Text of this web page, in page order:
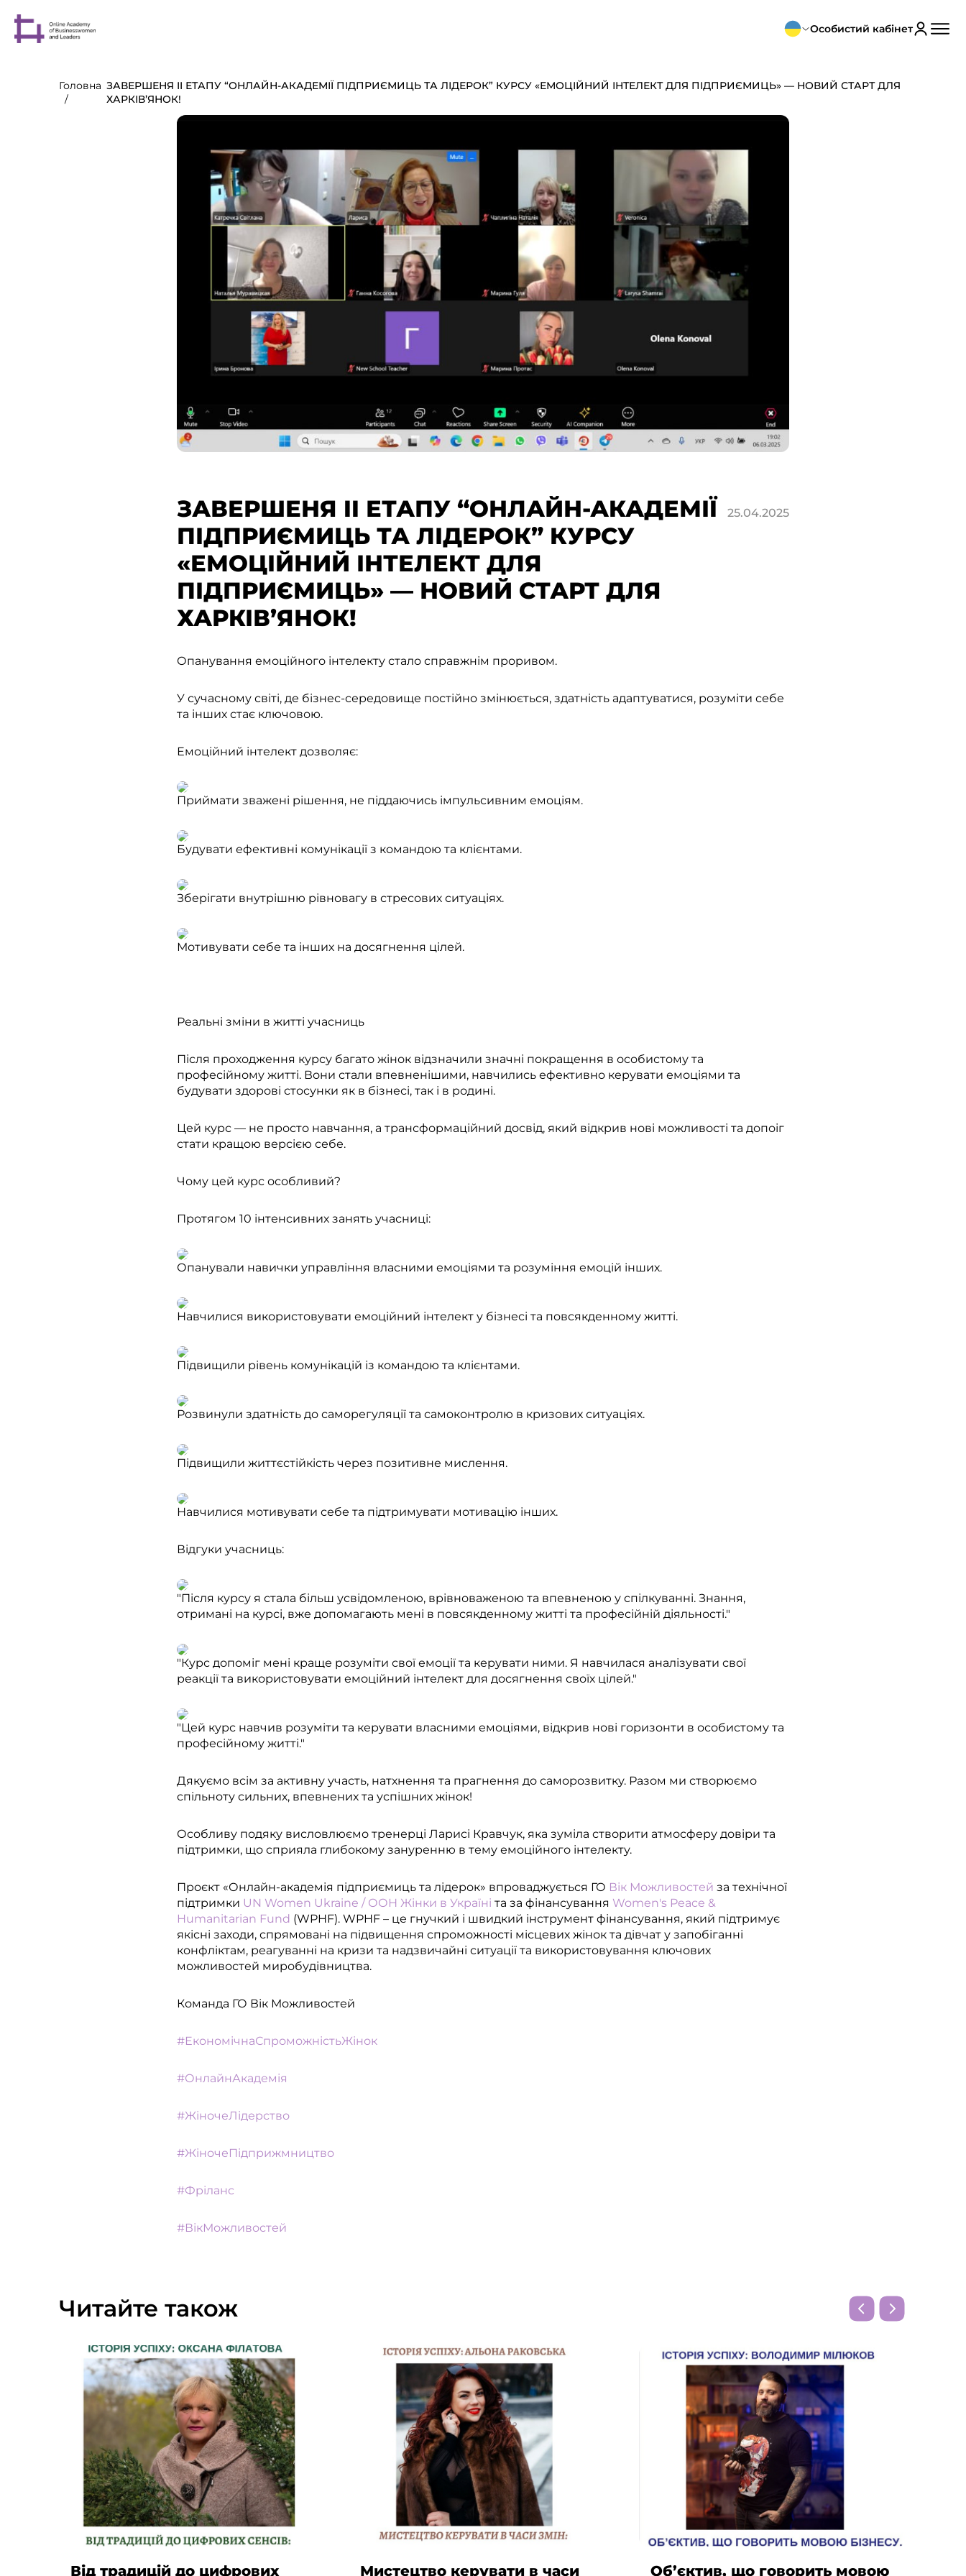
Особистий кабінет
Головна ЗАВЕРШЕНЯ II ЕТАПУ “ОНЛАЙН-АКАДЕМІЇ ПІДПРИЄМИЦЬ ТА ЛІДЕРОК” КУРСУ «ЕМОЦІЙНИЙ ІНТЕЛЕКТ ДЛЯ ПІДПРИЄМИЦЬ» — НОВИЙ СТАРТ ДЛЯ
ХАРКІВ’ЯНОК!
ЗАВЕРШЕНЯ II ЕТАПУ “ОНЛАЙН-АКАДЕМІЇ
ПІДПРИЄМИЦЬ ТА ЛІДЕРОК” КУРСУ
«ЕМОЦІЙНИЙ ІНТЕЛЕКТ ДЛЯ
ПІДПРИЄМИЦЬ» — НОВИЙ СТАРТ ДЛЯ
ХАРКІВ’ЯНОК!
25.04.2025
Опанування емоційного інтелекту стало справжнім проривом. ​
У сучасному світі, де бізнес-середовище постійно змінюється, здатність адаптуватися, розуміти себе
та інших стає ключовою.
Емоційний інтелект дозволяє:​
Приймати зважені рішення, не піддаючись імпульсивним емоціям.​
Будувати ефективні комунікації з командою та клієнтами.​
Зберігати внутрішню рівновагу в стресових ситуаціях.​
Мотивувати себе та інших на досягнення цілей.​
Реальні зміни в житті учасниць
Після проходження курсу багато жінок відзначили значні покращення в особистому та
професійному житті. Вони стали впевненішими, навчились ефективно керувати емоціями та
будувати здорові стосунки як в бізнесі, так і в родині.​
Цей курс — не просто навчання, а трансформаційний досвід, який відкрив нові можливості та допоіг
стати кращою версією себе.​
Чому цей курс особливий?
Протягом 10 інтенсивних занять учасниці:​
Опанували навички управління власними емоціями та розуміння емоцій інших.
Навчилися використовувати емоційний інтелект у бізнесі та повсякденному житті.
Підвищили рівень комунікацій із командою та клієнтами.
Розвинули здатність до саморегуляції та самоконтролю в кризових ситуаціях.
Підвищили життєстійкість через позитивне мислення.
Навчилися мотивувати себе та підтримувати мотивацію інших.​
Відгуки учасниць:
"Після курсу я стала більш усвідомленою, врівноваженою та впевненою у спілкуванні. Знання,
отримані на курсі, вже допомагають мені в повсякденному житті та професійній діяльності."​
"Курс допоміг мені краще розуміти свої емоції та керувати ними. Я навчилася аналізувати свої
реакції та використовувати емоційний інтелект для досягнення своїх цілей."​
"Цей курс навчив розуміти та керувати власними емоціями, відкрив нові горизонти в особистому та
професійному житті."
Дякуємо всім за активну участь, натхнення та прагнення до саморозвитку. Разом ми створюємо
спільноту сильних, впевнених та успішних жінок!
Особливу подяку висловлюємо тренерці Ларисі Кравчук, яка зуміла створити атмосферу довіри та
підтримки, що сприяла глибокому зануренню в тему емоційного інтелекту.
Проєкт «Онлайн-академія підприємиць та лідерок» впроваджується ГО Вік Можливостей за технічної
підтримки UN Women Ukraine / ООН Жінки в Україні та за фінансування Women's Peace &
Humanitarian Fund (WPHF). WPHF – це гнучкий і швидкий інструмент фінансування, який підтримує
якісні заходи, спрямовані на підвищення спроможності місцевих жінок та дівчат у запобіганні
конфліктам, реагуванні на кризи та надзвичайні ситуації та використовування ключових
можливостей миробудівництва.
Команда ГО Вік Можливостей
#ЕкономічнаСпроможністьЖінок
#ОнлайнАкадемія
#ЖіночеЛідерство
#ЖіночеПідприжмництво
#Фріланс
#ВікМожливостей
Читайте також
Від традицій до цифрових Мистецтво керувати в часи Об’єктив, що говорить мовою